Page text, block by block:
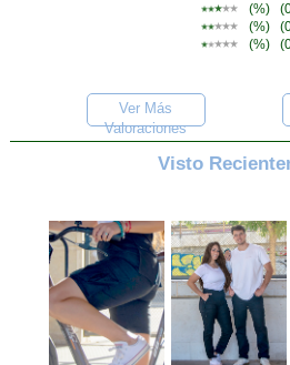
(%)
(%)
(%)
Ver Más
Valoraciones
Visto